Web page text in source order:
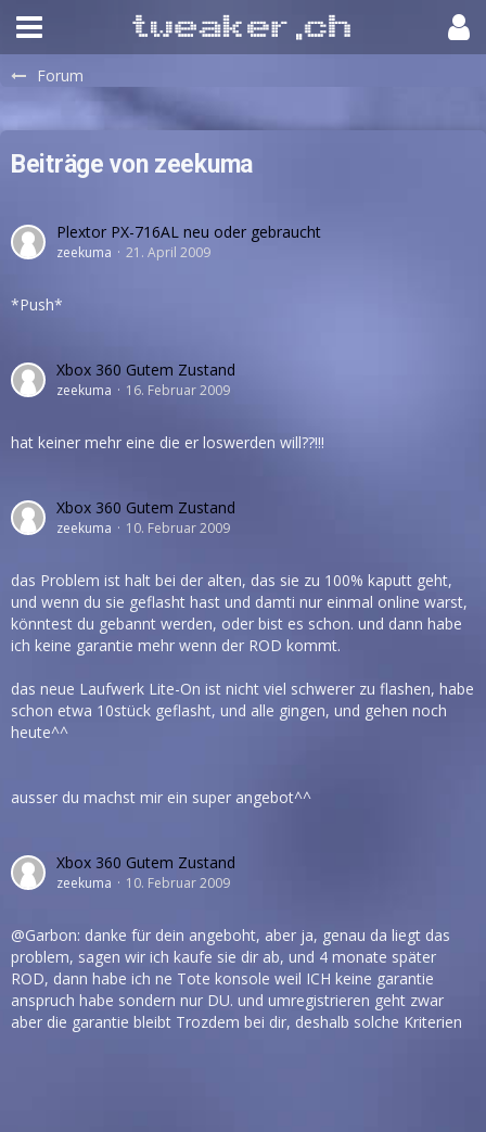
Forum
Beiträge von zeekuma
Plextor PX-716AL neu oder gebraucht
zeekuma 21. April 2009
*Push*
Xbox 360 Gutem Zustand
zeekuma 16. Februar 2009
hat keiner mehr eine die er loswerden will??!!!
Xbox 360 Gutem Zustand
zeekuma 10. Februar 2009
das Problem ist halt bei der alten, das sie zu 100% kaputt geht,
und wenn du sie geflasht hast und damti nur einmal online warst,
könntest du gebannt werden, oder bist es schon. und dann habe
ich keine garantie mehr wenn der ROD kommt.
das neue Laufwerk Lite-On ist nicht viel schwerer zu flashen, habe
schon etwa 10stück geflasht, und alle gingen, und gehen noch
heute^^
ausser du machst mir ein super angebot^^
Xbox 360 Gutem Zustand
zeekuma 10. Februar 2009
@Garbon: danke für dein angeboht, aber ja, genau da liegt das
problem, sagen wir ich kaufe sie dir ab, und 4 monate später
ROD, dann habe ich ne Tote konsole weil ICH keine garantie
anspruch habe sondern nur DU. und umregistrieren geht zwar
aber die garantie bleibt Trozdem bei dir, deshalb solche Kriterien